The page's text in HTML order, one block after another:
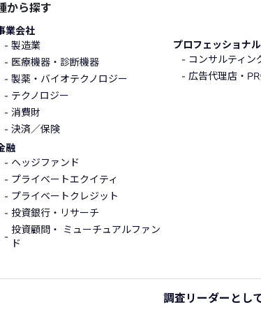
から探す
業会社
製造業
医療機器・診断機器
製薬・バイオテクノロジー
テクノロジー
消費財
決済／保険
融
ヘッジファンド
プライベートエクイティ
プライベートクレジット
投資銀行・リサーチ
投資顧問・ ミューチュアルファン
ド
プロフェッショナ
コンサルティン
広告代理店・
調査リーダーとし